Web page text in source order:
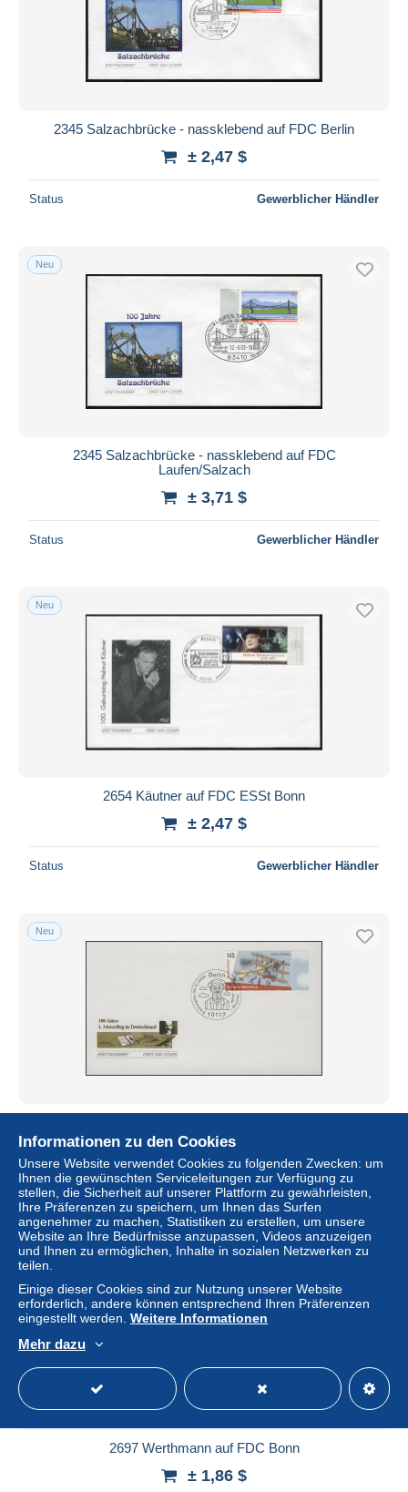
2345 Salzachbrücke - nassklebend auf FDC Berlin
± 2,47 $
Status Gewerblicher Händler
Neu
2345 Salzachbrücke - nassklebend auf FDC
Laufen/Salzach
± 3,71 $
Status Gewerblicher Händler
Neu
2654 Käutner auf FDC ESSt Bonn
± 2,47 $
Status Gewerblicher Händler
Neu
± 3,71 $
Status Gewerblicher Händler
Neu
2697 Werthmann auf FDC Bonn
± 1,86 $
Informationen zu den Cookies
Unsere Website verwendet Cookies zu folgenden Zwecken: um
Ihnen die gewünschten Serviceleitungen zur Verfügung zu
stellen, die Sicherheit auf unserer Plattform zu gewährleisten,
Ihre Präferenzen zu speichern, um Ihnen das Surfen
angenehmer zu machen, Statistiken zu erstellen, um unsere
Website an Ihre Bedürfnisse anzupassen, Videos anzuzeigen
und Ihnen zu ermöglichen, Inhalte in sozialen Netzwerken zu
teilen.
Einige dieser Cookies sind zur Nutzung unserer Website
erforderlich, andere können entsprechend Ihren Präferenzen
eingestellt werden. Weitere Informationen
Mehr dazu